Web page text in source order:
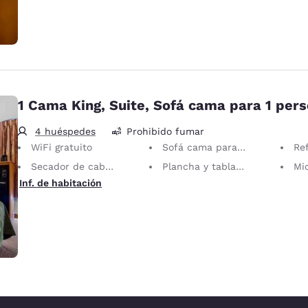
1 Cama King, Suite, Sofá cama para 1
4 huéspedes
Prohibido fumar
WiFi gratuito
Sofá cama para 1 persona
Secador de cabello
Plancha y tabla de planchar
Inf. de habitación